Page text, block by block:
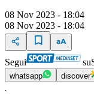
08 Nov 2023 - 18:04
08 Nov 2023 - 18:04
Segui su
whatsapp discover